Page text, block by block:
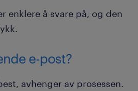
enklere å svare på, og den
e-post?
avhenger av prosessen.